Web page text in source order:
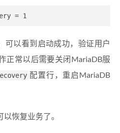
= 1
可以看到启动成功，验证用户
正常以后需要关闭MariaDB服
配置行，重启MariaDB
恢复业务了。